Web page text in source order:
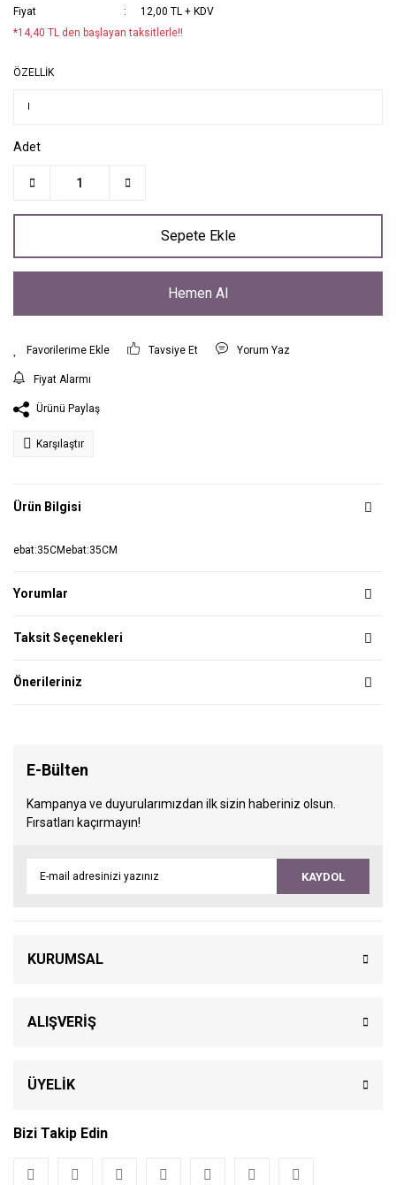
Fiyat
12,00 TL + KDV
*14,40 TL den başlayan taksitlerle!!
ÖZELLİK
Adet
Sepete Ekle
Hemen Al
Tavsiye Et Yorum Yaz
Fiyat Alarmı
Ürünü Paylaş
Karşılaştır
Ürün Bilgisi
ebat:35CMebat:35CM
Yorumlar
Taksit Seçenekleri
Önerileriniz
E-Bülten
Kampanya ve duyurularımızdan ilk sizin haberiniz olsun.
Fırsatları kaçırmayın!
KAYDOL
KURUMSAL
ALIŞVERİŞ
ÜYELİK
Bizi Takip Edin